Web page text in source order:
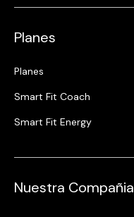
Planes
Planes
Smart Fit Coach
Smart Fit Energy
Nuestra Compañia